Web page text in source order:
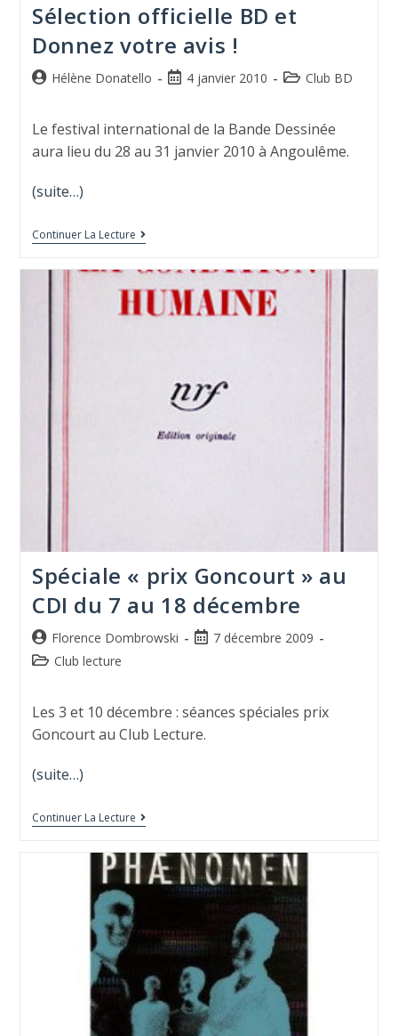
Sélection officielle BD et
Donnez votre avis !
Hélène Donatello 4 janvier 2010 Club BD
Le festival international de la Bande Dessinée
aura lieu du 28 au 31 janvier 2010 à Angoulême.
(suite…)
Continuer La Lecture
Spéciale « prix Goncourt » au
CDI du 7 au 18 décembre
Florence Dombrowski
7 décembre 2009
Club lecture
Les 3 et 10 décembre : séances spéciales prix
Goncourt au Club Lecture.
(suite…)
Continuer La Lecture